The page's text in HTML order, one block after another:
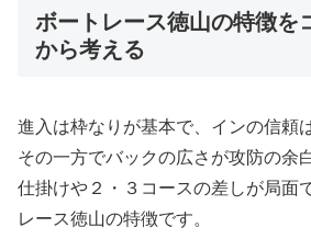
ボートレース徳山の特徴を
から考える
進入は枠なりが基本で、インの信頼
その一方でバックの広さが攻防の余
仕掛けや２・３コースの差しが局面
レース徳山の特徴です。